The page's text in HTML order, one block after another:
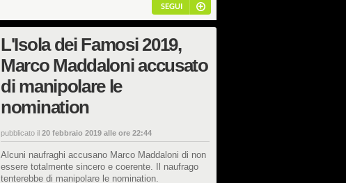
SEGUI
L'Isola dei Famosi 2019,
Marco Maddaloni accusato
di manipolare le
nomination
pubblicato il 20 febbraio 2019 alle ore 22:44
Alcuni naufraghi accusano Marco Maddaloni di non
essere totalmente sincero e coerente. Il naufrago
tenterebbe di manipolare le nomination.